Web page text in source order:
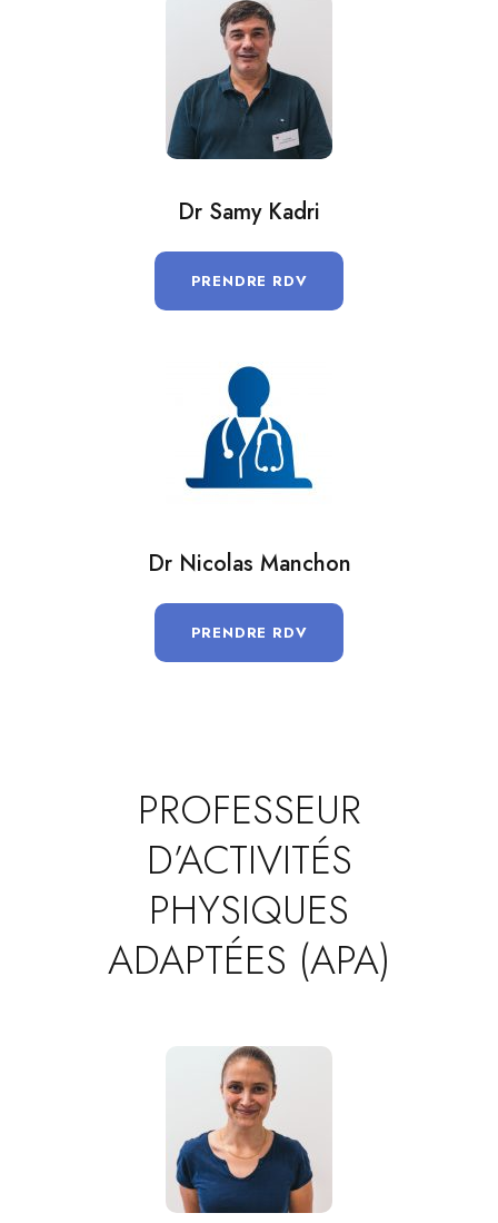
Dr Samy Kadri
PRENDRE RDV
Dr Nicolas Manchon
PRENDRE RDV
PROFESSEUR
D’ACTIVITÉS
PHYSIQUES
ADAPTÉES (APA)